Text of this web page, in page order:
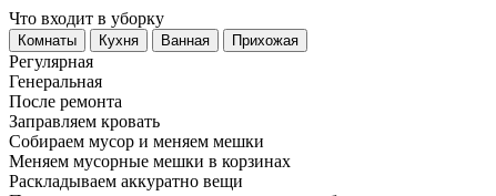
Что входит в уборку
Регу­лярная
Гене­ральная
После ремонта
Заправляем кровать
Собираем мусор и меняем мешки
Меняем мусорные мешки в корзинах
Раскладываем аккуратно вещи